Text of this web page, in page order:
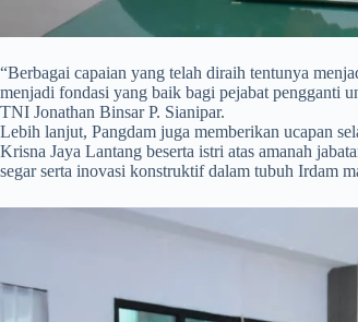
​“Berbagai capaian yang telah diraih tentunya
menjadi fondasi yang baik bagi pejabat pengganti
TNI Jonathan Binsar P. Sianipar.
Lebih lanjut, Pangdam juga memberikan ucapan
Krisna Jaya Lantang beserta istri atas amanah
segar serta inovasi konstruktif dalam tubuh Irdam